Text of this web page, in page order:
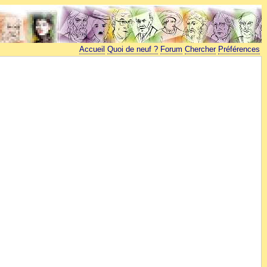
Accueil Quoi de neuf ? Forum Chercher Préférences